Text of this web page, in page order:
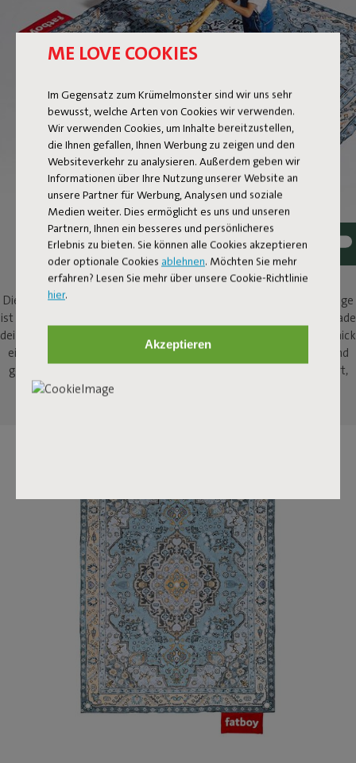
ME LOVE COOKIES
Im Gegensatz zum Krümelmonster sind wir uns sehr
bewusst, welche Arten von Cookies wir verwenden.
Wir verwenden Cookies, um Inhalte bereitzustellen,
die Ihnen gefallen, Ihnen Werbung zu zeigen und den
Websiteverkehr zu analysieren. Außerdem geben wir
Informationen über Ihre Nutzung unserer Website an
unsere Partner für Werbung, Analysen und soziale
Medien weiter. Dies ermöglicht es uns und unseren
Partnern, Ihnen ein besseres und persönlicheres
Erlebnis zu bieten. Sie können alle Cookies akzeptieren
oder optionale Cookies ablehnen. Möchten Sie mehr
erfahren? Lesen Sie mehr über unsere Cookie-Richtlinie
hier.
Akzeptieren
PICNIC LOUNGE
Diese Picknickdecke ist eine echte Design-Sensation. Picnic Lounge
ist ein persischer Klassiker mit einem modernen Fatboy-Twist. Lade
deine Familie, Freunde oder dein Date zu einem spontanen Picknick
ein. Mach es dir im Park, im Wald oder sogar an einem Kiesstrand
gemütlich. Dank der Schaumstofffüllung ist Komfort garantiert,